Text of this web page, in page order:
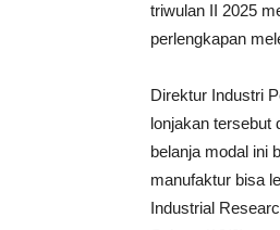
triwulan II 2025
perlengkapan
Direktur Industri
lonjakan tersebut
belanja modal ini
manufaktur bisa
Industrial